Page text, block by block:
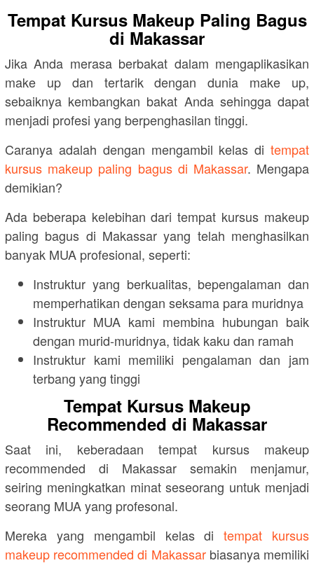
Tempat Kursus Makeup Paling Bagus
di Makassar
Jika Anda merasa berbakat dalam mengaplikasikan
make up dan tertarik dengan dunia make up,
sebaiknya kembangkan bakat Anda sehingga dapat
menjadi profesi yang berpenghasilan tinggi.
Caranya adalah dengan mengambil kelas di tempat
kursus makeup paling bagus di Makassar. Mengapa
demikian?
Ada beberapa kelebihan dari tempat kursus makeup
paling bagus di Makassar yang telah menghasilkan
banyak MUA profesional, seperti:
Instruktur yang berkualitas, bepengalaman dan
memperhatikan dengan seksama para muridnya
Instruktur MUA kami membina hubungan baik
dengan murid-muridnya, tidak kaku dan ramah
Instruktur kami memiliki pengalaman dan jam
terbang yang tinggi
Tempat Kursus Makeup
Recommended di Makassar
Saat ini, keberadaan tempat kursus makeup
recommended di Makassar semakin menjamur,
seiring meningkatkan minat seseorang untuk menjadi
seorang MUA yang profesonal.
Mereka yang mengambil kelas ditempat kursus
makeup recommended di Makassarbiasanya memiliki